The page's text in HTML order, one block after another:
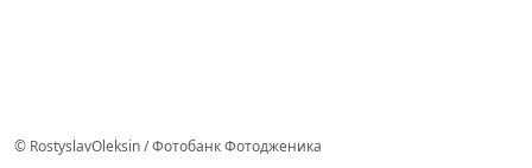
© RostyslavOleksin / Фотобанк Фотодженика